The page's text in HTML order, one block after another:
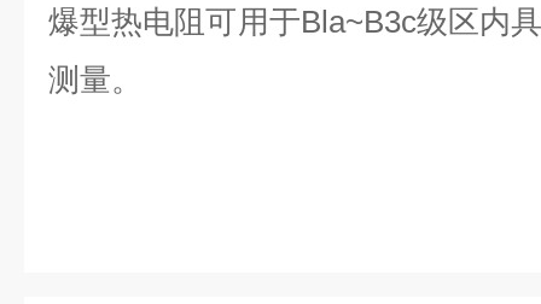
爆型热电阻可用于Bla~B3c级区内
测量。